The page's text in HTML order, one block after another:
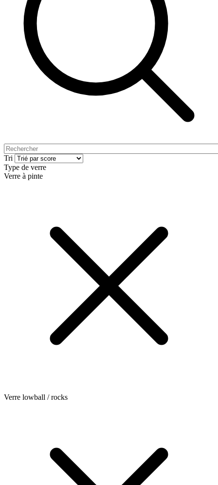
Tri
Type de verre
Verre à pinte
Verre lowball / rocks